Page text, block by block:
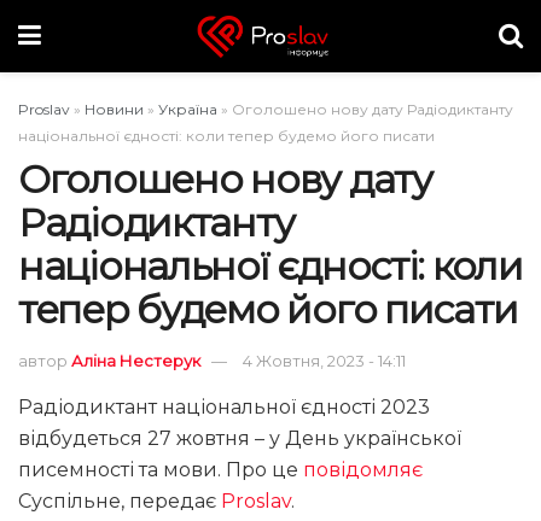
Proslav » Новини » Україна » Оголошено нову дату Радіодиктанту
національної єдності: коли тепер будемо його писати
Оголошено нову дату
Радіодиктанту
національної єдності: коли
тепер будемо його писати
автор Аліна Нестерук 4 Жовтня, 2023 - 14:11
Радіодиктант національної єдності 2023
відбудеться 27 жовтня – у День української
писемності та мови. Про це повідомляє
Суспільне, передає Proslav.